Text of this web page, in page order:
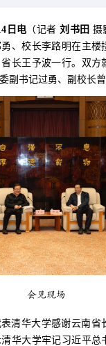
日电 （记者刘书田
勇、校长李路明在主楼
长王予波一行。双方
副书记过勇、副校长曾
会见现场
清华大学感谢云南省
华大学牢记习近平总